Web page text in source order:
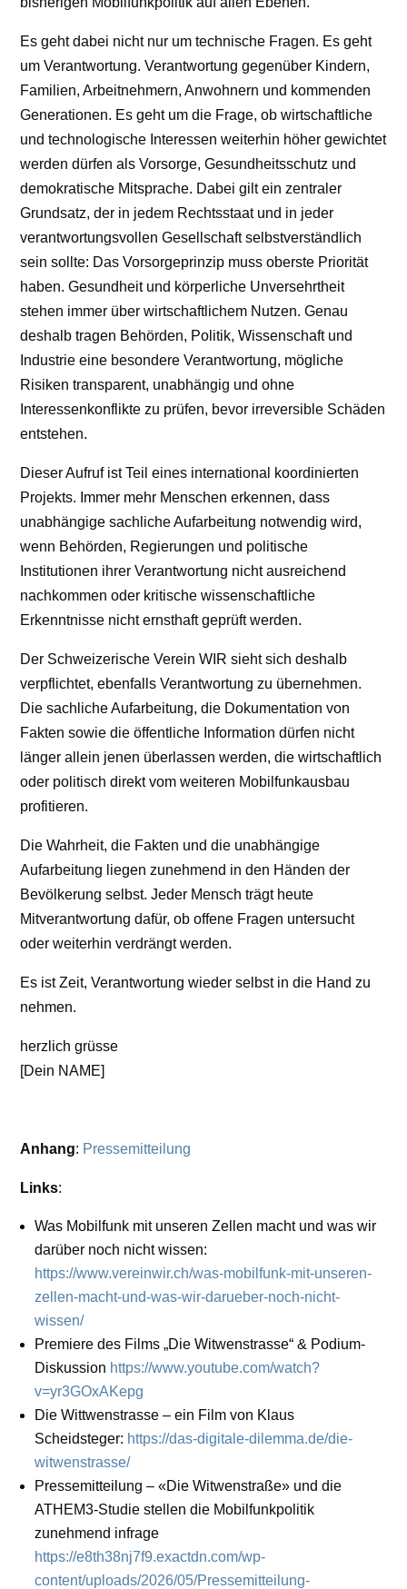
Es geht dabei nicht nur um technische Fragen. Es geht
um Verantwortung. Verantwortung gegenüber Kindern,
Familien, Arbeitnehmern, Anwohnern und kommenden
Generationen. Es geht um die Frage, ob wirtschaftliche
und technologische Interessen weiterhin höher gewichtet
werden dürfen als Vorsorge, Gesundheitsschutz und
demokratische Mitsprache. Dabei gilt ein zentraler
Grundsatz, der in jedem Rechtsstaat und in jeder
verantwortungsvollen Gesellschaft selbstverständlich
sein sollte: Das Vorsorgeprinzip muss oberste Priorität
haben. Gesundheit und körperliche Unversehrtheit
stehen immer über wirtschaftlichem Nutzen. Genau
deshalb tragen Behörden, Politik, Wissenschaft und
Industrie eine besondere Verantwortung, mögliche
Risiken transparent, unabhängig und ohne
Interessenkonflikte zu prüfen, bevor irreversible Schäden
entstehen.
Dieser Aufruf ist Teil eines international koordinierten
Projekts. Immer mehr Menschen erkennen, dass
unabhängige sachliche Aufarbeitung notwendig wird,
wenn Behörden, Regierungen und politische
Institutionen ihrer Verantwortung nicht ausreichend
nachkommen oder kritische wissenschaftliche
Erkenntnisse nicht ernsthaft geprüft werden.
Der Schweizerische Verein WIR sieht sich deshalb
verpflichtet, ebenfalls Verantwortung zu übernehmen.
Die sachliche Aufarbeitung, die Dokumentation von
Fakten sowie die öffentliche Information dürfen nicht
länger allein jenen überlassen werden, die wirtschaftlich
oder politisch direkt vom weiteren Mobilfunkausbau
profitieren.
Die Wahrheit, die Fakten und die unabhängige
Aufarbeitung liegen zunehmend in den Händen der
Bevölkerung selbst. Jeder Mensch trägt heute
Mitverantwortung dafür, ob offene Fragen untersucht
oder weiterhin verdrängt werden.
Es ist Zeit, Verantwortung wieder selbst in die Hand zu
nehmen.
herzlich grüsse
[Dein NAME]
Anhang: Pressemitteilung
Links:
Was Mobilfunk mit unseren Zellen macht und was wir
darüber noch nicht wissen:
https://www.vereinwir.ch/was-mobilfunk-mit-unseren-
zellen-macht-und-was-wir-darueber-noch-nicht-
wissen/
Premiere des Films „Die Witwenstrasse“ & Podium-
Diskussion https://www.youtube.com/watch?
v=yr3GOxAKepg
Die Wittwenstrasse – ein Film von Klaus
Scheidsteger: https://das-digitale-dilemma.de/die-
witwenstrasse/
Pressemitteilung – «Die Witwenstraße» und die
ATHEM3-Studie stellen die Mobilfunkpolitik
zunehmend infrage
https://e8th38nj7f9.exactdn.com/wp-
content/uploads/2026/05/Pressemitteilung-